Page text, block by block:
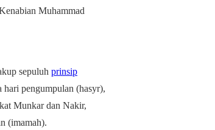
Muhammad
sepuluh prinsip
pengumpulan (hasyr),
Munkar dan Nakir,
(imamah).